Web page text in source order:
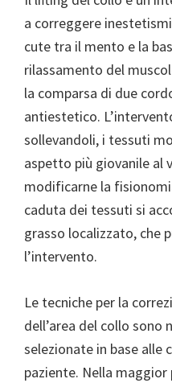
a correggere
cute tra il mento e la
rilassamento del
la comparsa di due
antiestetico.
sollevandoli, i tessuti
aspetto più giovanile al
modificarne la
caduta dei tessuti si
grasso localizzato, che
l’intervento.
Le tecniche per la
dell’area del collo sono
selezionate in base alle
paziente. Nella